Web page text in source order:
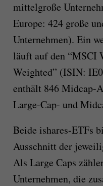
mittelgroße
Europe: 424 große
Unternehmen). Ein
läuft auf den “MSCI
Weighted” (ISIN:
enthält 846 Midcap-
Large-Cap- und
Beide ishares-ETFs
Ausschnitt der
Als Large Caps
Unternehmen, die